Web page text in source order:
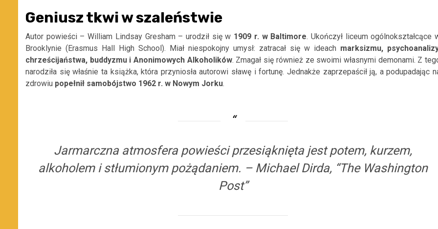
Geniusz tkwi w szaleństwie
Autor powieści –William Lindsay Gresham – urodził się w 1909 r. w Baltimore. Ukończył liceumogólnokształcące
Brooklynie (Erasmus Hall High School). Miał niespokojny umysł: zatracał się w ideach marksizmu,
chrześcijaństwa, buddyzmu i Anonimowych Alkoholików. Zmagał się również ze swoimi własnymi demonami. Z
narodziła się właśnie ta książka, która przyniosła autorowi sławę i fortunę. Jednakże zaprzepaścił ją, a podupadając
zdrowiu popełnił samobójstwo 1962 r. w Nowym Jorku.
Jarmarczna atmosfera powieści przesiąknięta jest potem, kurzem,
alkoholem i stłumionym pożądaniem. – MichaelDirda, “The Washington
Post”